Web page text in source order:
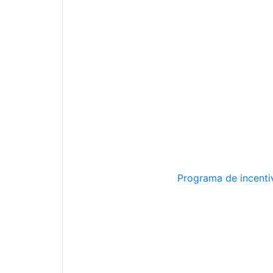
Programa de